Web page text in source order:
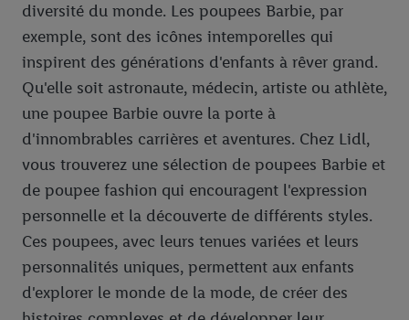
diversité du monde. Les poupees Barbie, par
exemple, sont des icônes intemporelles qui
inspirent des générations d'enfants à rêver grand.
Qu'elle soit astronaute, médecin, artiste ou athlète,
une poupee Barbie ouvre la porte à
d'innombrables carrières et aventures. Chez Lidl,
vous trouverez une sélection de poupees Barbie et
de poupee fashion qui encouragent l'expression
personnelle et la découverte de différents styles.
Ces poupees, avec leurs tenues variées et leurs
personnalités uniques, permettent aux enfants
d'explorer le monde de la mode, de créer des